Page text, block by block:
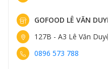
Định, TPHCM
161